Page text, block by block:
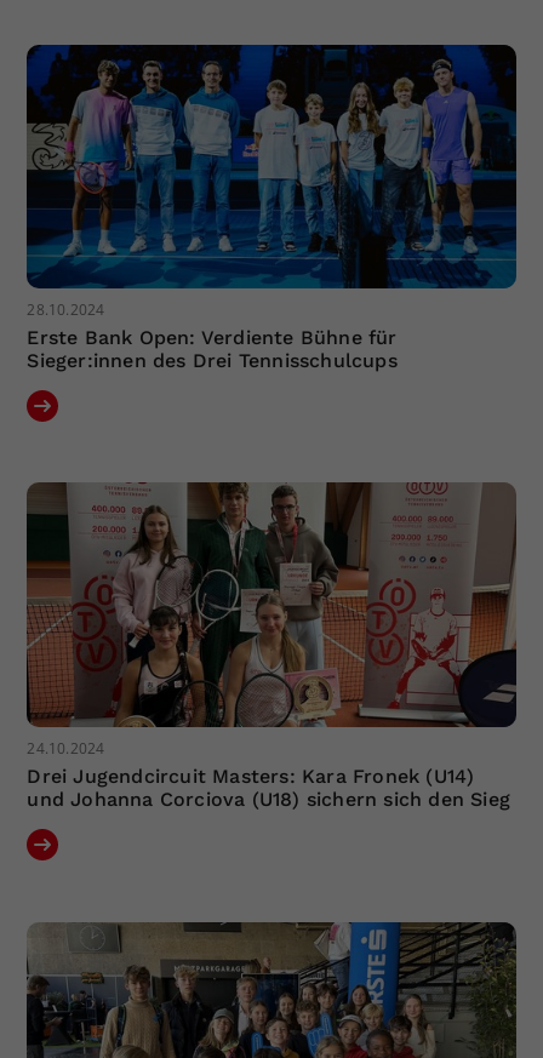
28.10.2024
Erste Bank Open: Verdiente Bühne für
Sieger:innen des Drei Tennisschulcups
24.10.2024
Drei Jugendcircuit Masters: Kara Fronek (U14)
und Johanna Corciova (U18) sichern sich den Sieg
Zweck
Einstellungen. Unter anderem eine
zufällig generierte ID, für die
historische Speicherung Ihrer
vorgenommen Einstellungen, falls der
Webseiten-Betreiber dies eingestellt
hat.